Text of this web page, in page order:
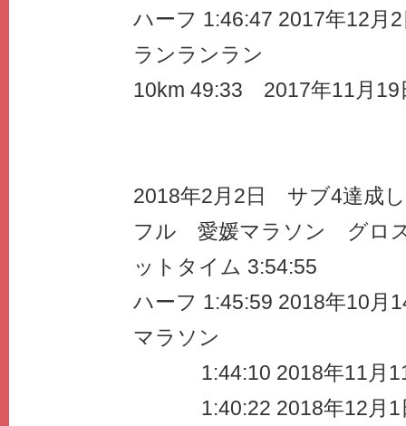
ハーフ 1:46:47 2017年12月
ランランラン
10km 49:33 2017年11月19
2018年2月2日 サブ4達成
フル 愛媛マラソン グロ
ットタイム 3:54:55
ハーフ 1:45:59 2018年10月
マラソン
1:44:10 2018年11月11
1:40:22 2018年12月1